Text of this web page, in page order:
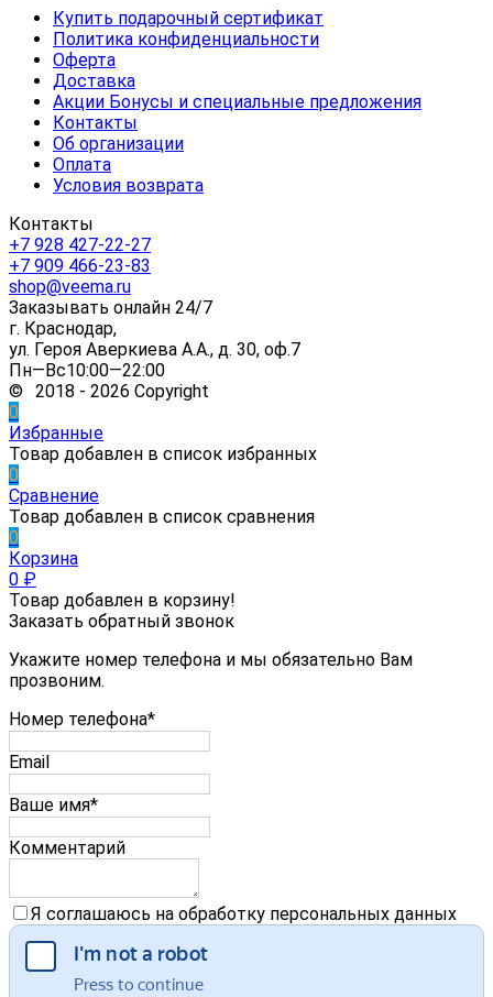
Купить подарочный сертификат
Политика конфиденциальности
Оферта
Доставка
Акции Бонусы и специальные предложения
Контакты
Об организации
Оплата
Условия возврата
Контакты
+7 928 427-22-27
+7 909 466-23-83
shop@veema.ru
Заказывать онлайн 24/7
г. Краснодар,
ул. Героя Аверкиева А.А., д. 30, оф.7
Пн—Вс10:00—22:00
© 2018 - 2026 Copyright
0
Избранные
Товар добавлен в список избранных
0
Сравнение
Товар добавлен в список сравнения
0
Корзина
0 ₽
Товар добавлен в корзину!
Заказать обратный звонок
Укажите номер телефона и мы обязательно Вам
прозвоним.
Номер телефона*
Email
Ваше имя*
Комментарий
Я соглашаюсь на обработку персональных данных